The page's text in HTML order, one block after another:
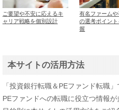
ご要望や不安に応えるキ
ャリア戦略を個別設計
有名ファーム
の選考ポイン
握
本サイトの活用方法
「投資銀行転職＆PEファンド転職
PEファンドへの転職に役立つ情報が